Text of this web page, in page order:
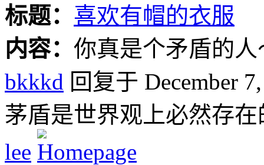
标题： 喜欢有帽的衣服
内容： 你真是个矛盾的人
bkkkd 回复于 December
茅盾是世界观上必然存在
lee